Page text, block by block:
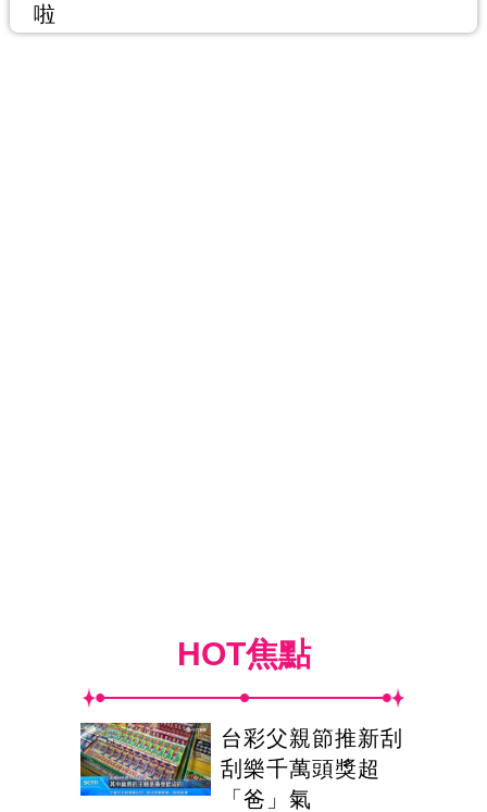
啦
HOT焦點
台彩父親節推新刮
刮樂千萬頭獎超
「爸」氣